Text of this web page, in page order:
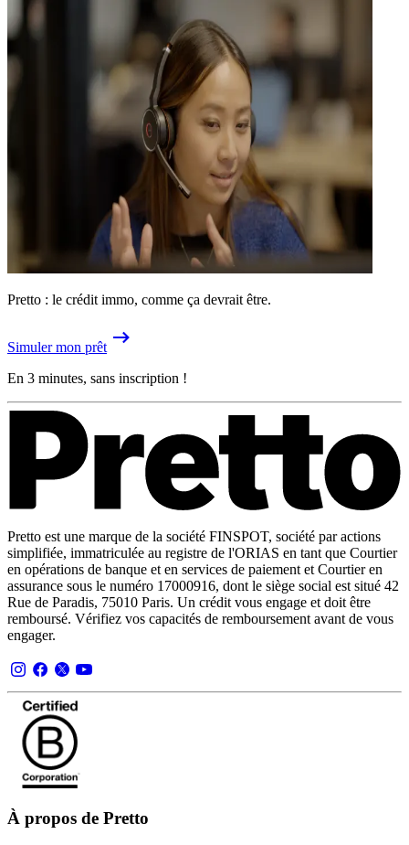
Pretto : le crédit immo, comme ça devrait être.
Simuler mon prêt
En 3 minutes, sans inscription !
Pretto est une marque de la société FINSPOT, société par actions
simplifiée, immatriculée au registre de l'ORIAS en tant que Courtier
en opérations de banque et en services de paiement et Courtier en
assurance sous le numéro 17000916, dont le siège social est situé 42
Rue de Paradis, 75010 Paris. Un crédit vous engage et doit être
remboursé. Vérifiez vos capacités de remboursement avant de vous
engager.
À propos de Pretto